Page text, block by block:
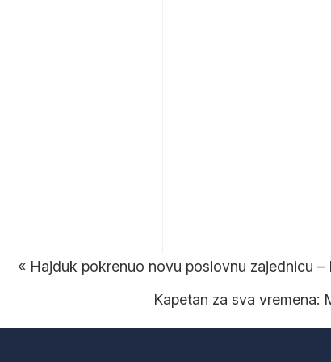
« Hajduk pokrenuo novu poslovnu zajednicu
Kapetan za sva